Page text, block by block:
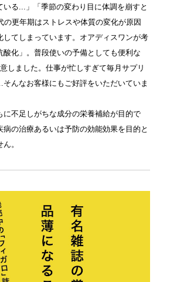
いる...」「季節の変わり目に体調を崩すと
の更年期はストレスや体質の変化が原因
してしまっています。オアディスワンが考
酸化」。普段使いの予備としても便利な
しました。仕事が忙しすぎて毎月サプリ
んなお客様にもご好評をいただいていま
不足しがちな成分の栄養補給が目的で
の治療あるいは予防の効能効果を目的と
。